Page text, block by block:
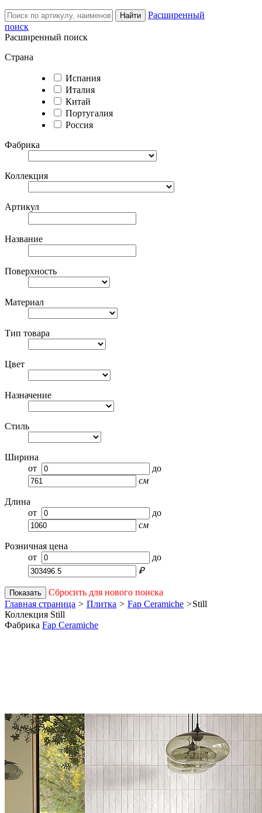
Найти
Расширенный
поиск
Расширенный поиск
Страна
Испания
Италия
Китай
Португалия
Россия
Фабрика
Коллекция
Артикул
Название
Поверхность
Материал
Тип товара
Цвет
Назначение
Стиль
Ширина
от
до
см
Длина
от
до
см
Розничная цена
от
до
₽
Показать
Сбросить для нового поиска
Главная страница > Плитка > Fap Ceramiche >Still
Коллекция Still
Фабрика Fap Ceramiche